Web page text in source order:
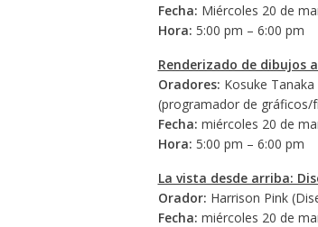
Fecha: Miércoles 20 de
Hora: 5:00 pm – 6:00 pm
Renderizado de dibujos
Oradores: Kosuke
(programador de gráficos/
Fecha: miércoles 20 de
Hora: 5:00 pm – 6:00 pm
La vista desde arriba:
Orador: Harrison Pink
Fecha: miércoles 20 de